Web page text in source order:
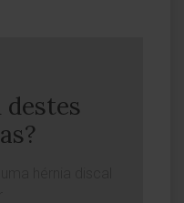
destes